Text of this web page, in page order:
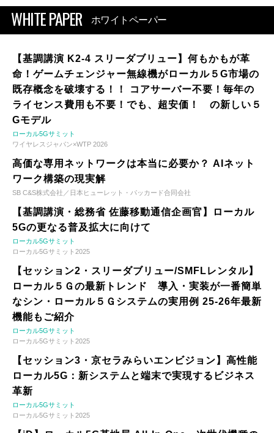
WHITE PAPER ホワイトペーパー
【基調講演 K2-4 スリーダブリュー】何もかもが革
命！ゲームチェンジャー無線機がローカル５G市場の
既存概念を破壊する！！ コアサーバー不要！毎年の
ライセンス費用も不要！でも、超安価！ の新しい５
Gモデル
ローカル5Gサミット
ワイヤレスジャパン×WTP 2026
高価な専用ネットワークは本当に必要か？ AIネット
ワーク構築の現実解
SB C&S株式会社／日本ヒューレット・パッカード合同会社
【基調講演・総務省 佐藤移動通信企画官】ローカル
5Gの更なる普及拡大に向けて
ローカル5Gサミット
ローカル5Gサミット2025
【セッション2・スリーダブリュー/SMFLレンタル】
ローカル５Ｇの最新トレンド 導入・実装が一番簡単
なシン・ローカル５Ｇシステムの実用例 25-26年最新
機能もご紹介
ローカル5Gサミット
ローカル5Gサミット2025
【セッション3・京セラみらいエンビジョン】高性能
ローカル5G：新システムと端末で実現するビジネス
革新
ローカル5Gサミット
ローカル5Gサミット2025